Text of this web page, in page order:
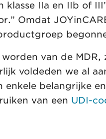
IIa en IIb of
Omdat
van de MDR,
voldeden we al
enkele belangrijke
van een UDI-